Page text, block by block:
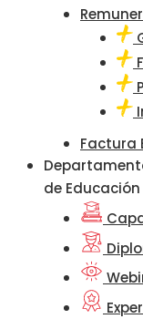
Factura
de Educación